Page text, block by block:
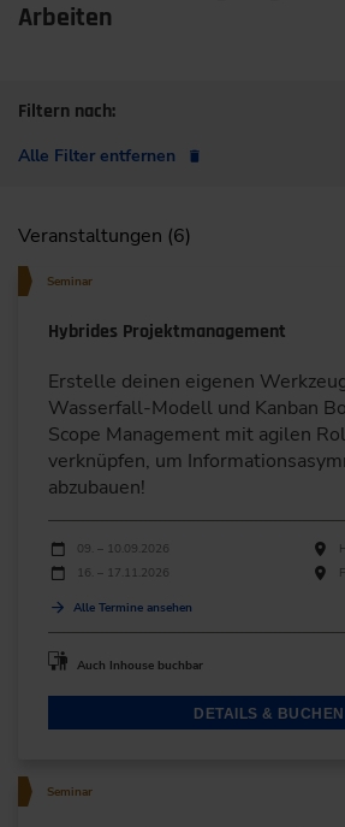
Arbeiten
Filtern nach:
Alle Filter entfernen
Veranstaltungen (6)
Seminar
Hybrides Projektmanagement
Erstelle deinen eigenen
Wasserfall-Modell und Kanban
Scope Management mit agilen
verknüpfen, um
abzubauen!
Durchführungen
Veranstaltungsdatum
09. – 10.09.2026
16. – 17.11.2026
Alle Termine ansehen
Auch Inhouse buchbar
DETAILS & BUCHEN
Seminar